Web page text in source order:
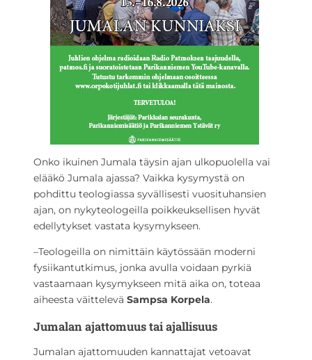
Onko ikuinen Jumala täysin ajan ulkopuolella vai
elääkö Jumala ajassa? Vaikka kysymystä on
pohdittu teologiassa syvällisesti vuosituhansien
ajan, on nykyteologeilla poikkeuksellisen hyvät
edellytykset vastata kysymykseen.
–Teologeilla on nimittäin käytössään moderni
fysiikantutkimus, jonka avulla voidaan pyrkiä
vastaamaan kysymykseen mitä aika on, toteaa
aiheesta väittelevä Sampsa Korpela.
Jumalan ajattomuus tai ajallisuus
Jumalan ajattomuuden kannattajat vetoavat